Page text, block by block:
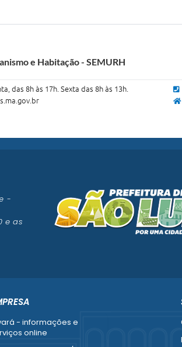
e Habitação - SEMURH
das 8h às 17h. Sexta das 8h às 13h.
- informações e
online
-
e as